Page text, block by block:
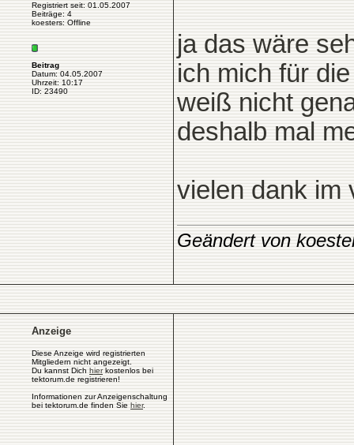
Registriert seit: 01.05.2007
Beiträge: 4
koesters: Offline
Beitrag
Datum: 04.05.2007
Uhrzeit: 10:17
ID: 23490
ja das wäre
ich mich für
weiß nicht
deshalb mal
vielen dank im
Geändert von
Anzeige
Diese Anzeige wird registrierten
Mitgliedern nicht angezeigt.
Du kannst Dich hierkostenlos bei
tektorum.de registrieren!
Informationen zur Anzeigenschaltung
bei tektorum.de finden Sie hier.